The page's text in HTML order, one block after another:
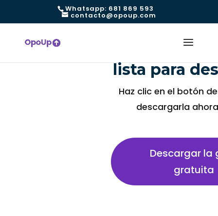
Whatsapp: 681 869 593
contacto@opoup.com
¡Hola, tu
lista para
Haz clic en el botón
descargarla
Descargar la
gratuita